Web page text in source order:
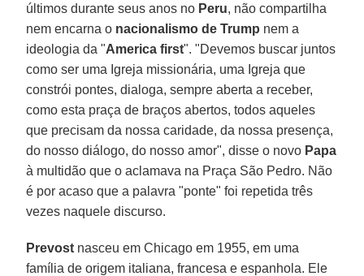
últimos durante seus anos no Peru, não compartilha
nem encarna o nacionalismo de Trump nem a
ideologia da "America first". "Devemos buscar juntos
como ser uma Igreja missionária, uma Igreja que
constrói pontes, dialoga, sempre aberta a receber,
como esta praça de braços abertos, todos aqueles
que precisam da nossa caridade, da nossa presença,
do nosso diálogo, do nosso amor", disse o novo Papa
à multidão que o aclamava na Praça São Pedro. Não
é por acaso que a palavra "ponte" foi repetida três
vezes naquele discurso.
Prevost nasceu em Chicago em 1955, em uma
família de origem italiana, francesa e espanhola. Ele